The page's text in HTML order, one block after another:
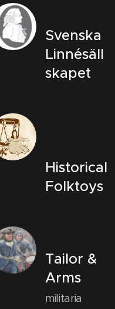
Svenska
Linnésäll
skapet
Historical
Folktoys
Tailor &
Arms
militaria